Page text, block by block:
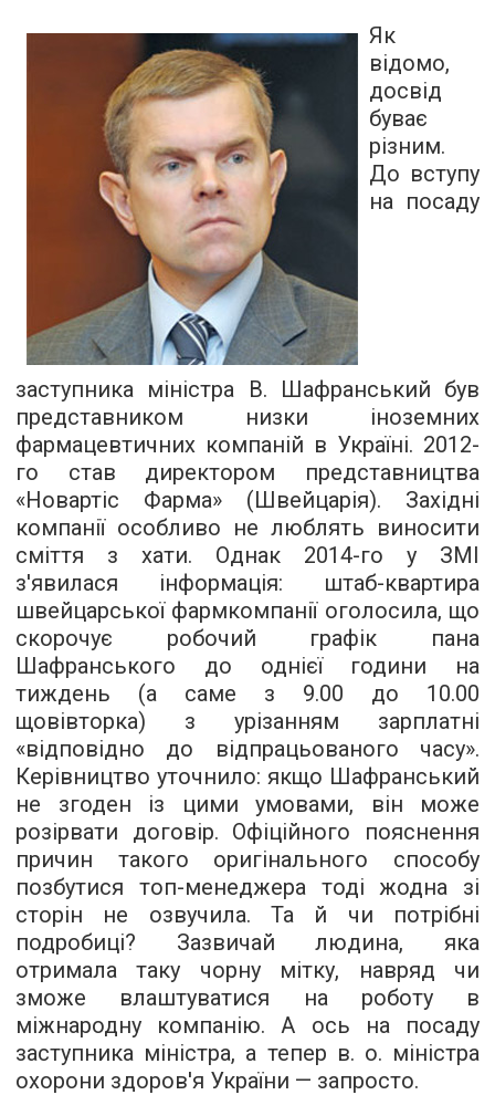
Як
відомо,
досвід
буває
різним.
До вступу
на посаду
заступника міністра В. Шафранський був
представником низки іноземних
фармацевтичних компаній в Україні. 2012-
го став директором представництва
«Новартіс Фарма» (Швейцарія). Західні
компанії особливо не люблять виносити
сміття з хати. Однак 2014-го у ЗМІ
з'явилася інформація: штаб-квартира
швейцарської фармкомпанії оголосила, що
скорочує робочий графік пана
Шафранського до однієї години на
тиждень (а саме з 9.00 до 10.00
щовівторка) з урізанням зарплатні
«відповідно до відпрацьованого часу».
Керівництво уточнило: якщо Шафранський
не згоден із цими умовами, він може
розірвати договір. Офіційного пояснення
причин такого оригінального способу
позбутися топ-менеджера тоді жодна зі
сторін не озвучила. Та й чи потрібні
подробиці? Зазвичай людина, яка
отримала таку чорну мітку, навряд чи
зможе влаштуватися на роботу в
міжнародну компанію. А ось на посаду
заступника міністра, а тепер в. о. міністра
охорони здоров'я України — запросто.